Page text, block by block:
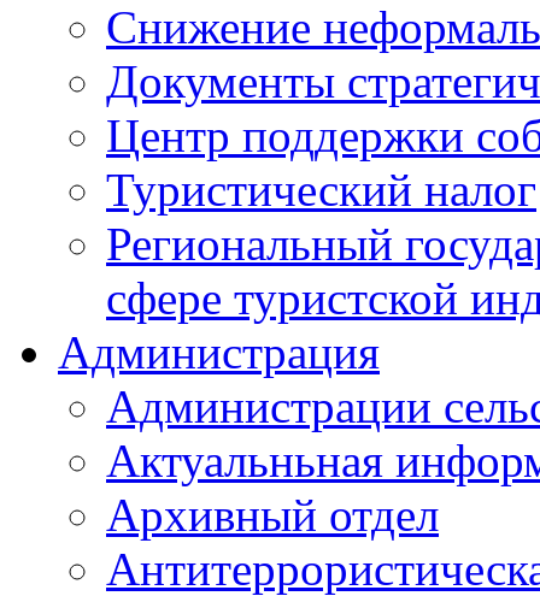
Снижение
Документы
Центр поддержки
Туристический налог
Региональный
сфере туристской
Администрация
Администрации
Актуальньная
Архивный отдел